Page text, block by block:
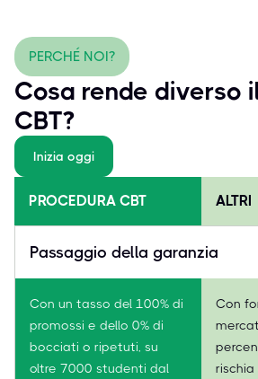
PERCHÉ NOI?
Cosa rende diverso
CBT?
Inizia oggi
PROCEDURA CBT ALTRI
Passaggio della garanzia
Con un tasso del 100% di
promossi e dello 0% di
bocciati o ripetuti, su
oltre 7000 studenti dal
Con
rischia